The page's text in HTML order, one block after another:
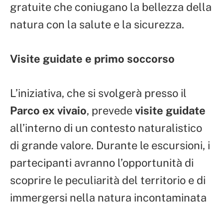
gratuite che coniugano la bellezza della
natura con la salute e la sicurezza.
Visite guidate e primo soccorso
L’iniziativa, che si svolgerà presso il
Parco ex vivaio, prevedevisite guidate
all’interno di un contesto naturalistico
di grande valore. Durante le escursioni, i
partecipanti avranno l’opportunità di
scoprire le peculiarità del territorio e di
immergersi nella natura incontaminata